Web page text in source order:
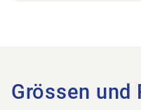
Grössen und